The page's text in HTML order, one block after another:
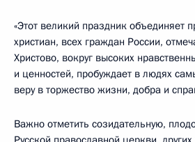
«Этот великий праздник объединяет
христиан, всех граждан России,
Христово, вокруг высоких
и ценностей, пробуждает в людях
веру в торжество жизни, добра и
Важно отметить созидательную,